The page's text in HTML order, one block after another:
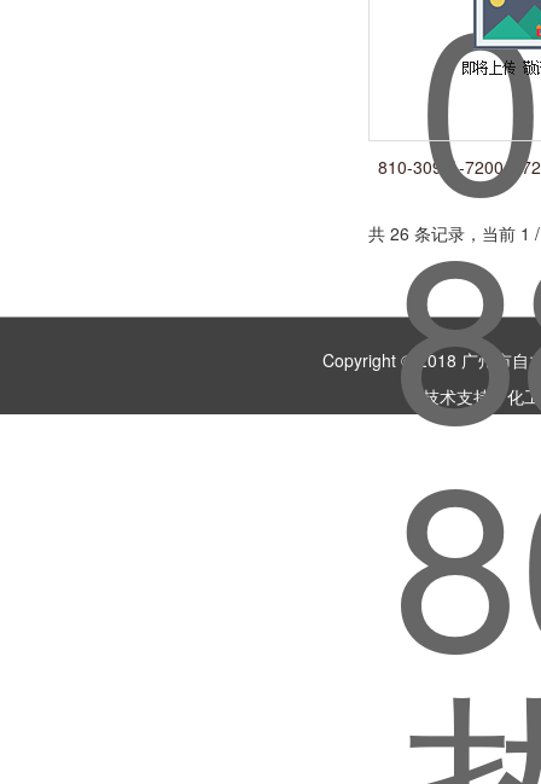
810-3095L-7200/L-
Seal
共 26 条记录，当前
Copyright © 2018 广州市
技术支持：化